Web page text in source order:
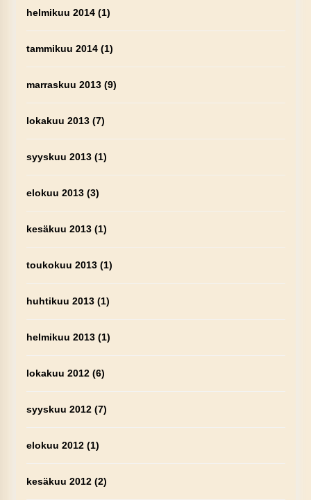
helmikuu 2014(1)
tammikuu 2014(1)
marraskuu 2013(9)
lokakuu 2013(7)
syyskuu 2013(1)
elokuu 2013(3)
kesäkuu 2013(1)
toukokuu 2013(1)
huhtikuu 2013(1)
helmikuu 2013(1)
lokakuu 2012(6)
syyskuu 2012(7)
elokuu 2012(1)
kesäkuu 2012(2)